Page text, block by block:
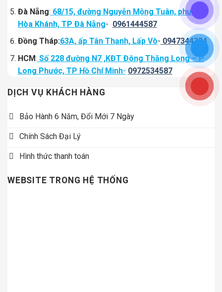
Đà Nẵng: 68/15, đường Nguyễn Mộng Tuân, phường
Hòa Khánh, TP Đà Nẵng- 0961444587
Đồng Tháp:63A, ấp Tân Thạnh, Lấp Vò- 0947344334
HCM: Số 228 đường N7 ,KĐT Đông Thăng Long – P
Long Phước, TP Hồ Chí Minh- 0972534587
DỊCH VỤ KHÁCH HÀNG
Bảo Hành 6 Năm, Đổi Mới 7 Ngày
Chính Sách Đại Lý
Hình thức thanh toán
WEBSITE TRONG HỆ THỐNG